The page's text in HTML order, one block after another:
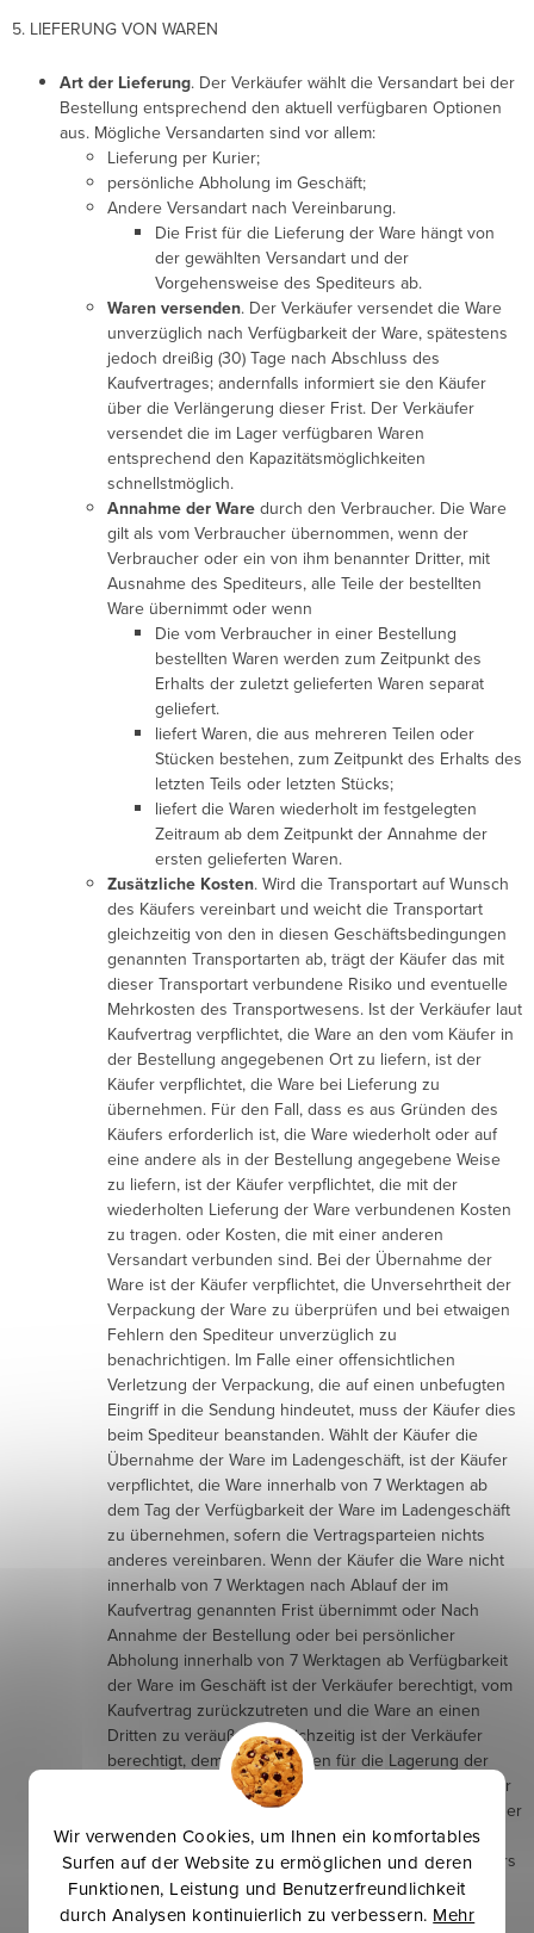
Wir verwenden Cookies, um Ihnen ein komfortables
Surfen auf der Website zu ermöglichen und deren
Funktionen, Leistung und Benutzerfreundlichkeit
durch Analysen kontinuierlich zu verbessern. Mehr
5. LIEFERUNG VON WAREN
Art der Lieferung. Der Verkäufer wählt die Versandart bei der
Bestellung entsprechend den aktuell verfügbaren Optionen
aus. Mögliche Versandarten sind vor allem:
Lieferung per Kurier;
persönliche Abholung im Geschäft;
Andere Versandart nach Vereinbarung.
Die Frist für die Lieferung der Ware hängt von
der gewählten Versandart und der
Vorgehensweise des Spediteurs ab.
Waren versenden. Der Verkäufer versendet die Ware
unverzüglich nach Verfügbarkeit der Ware, spätestens
jedoch dreißig (30) Tage nach Abschluss des
Kaufvertrages; andernfalls informiert sie den Käufer
über die Verlängerung dieser Frist. Der Verkäufer
versendet die im Lager verfügbaren Waren
entsprechend den Kapazitätsmöglichkeiten
schnellstmöglich.
Annahme der Ware durch den Verbraucher. Die Ware
gilt als vom Verbraucher übernommen, wenn der
Verbraucher oder ein von ihm benannter Dritter, mit
Ausnahme des Spediteurs, alle Teile der bestellten
Ware übernimmt oder wenn
Die vom Verbraucher in einer Bestellung
bestellten Waren werden zum Zeitpunkt des
Erhalts der zuletzt gelieferten Waren separat
geliefert.
liefert Waren, die aus mehreren Teilen oder
Stücken bestehen, zum Zeitpunkt des Erhalts des
letzten Teils oder letzten Stücks;
liefert die Waren wiederholt im festgelegten
Zeitraum ab dem Zeitpunkt der Annahme der
ersten gelieferten Waren.
Zusätzliche Kosten. Wird die Transportart auf Wunsch
des Käufers vereinbart und weicht die Transportart
gleichzeitig von den in diesen Geschäftsbedingungen
genannten Transportarten ab, trägt der Käufer das mit
dieser Transportart verbundene Risiko und eventuelle
Mehrkosten des Transportwesens. Ist der Verkäufer laut
Kaufvertrag verpflichtet, die Ware an den vom Käufer in
der Bestellung angegebenen Ort zu liefern, ist der
Käufer verpflichtet, die Ware bei Lieferung zu
übernehmen. Für den Fall, dass es aus Gründen des
Käufers erforderlich ist, die Ware wiederholt oder auf
eine andere als in der Bestellung angegebene Weise
zu liefern, ist der Käufer verpflichtet, die mit der
wiederholten Lieferung der Ware verbundenen Kosten
zu tragen. oder Kosten, die mit einer anderen
Versandart verbunden sind. Bei der Übernahme der
Ware ist der Käufer verpflichtet, die Unversehrtheit der
Verpackung der Ware zu überprüfen und bei etwaigen
Fehlern den Spediteur unverzüglich zu
benachrichtigen. Im Falle einer offensichtlichen
Verletzung der Verpackung, die auf einen unbefugten
Eingriff in die Sendung hindeutet, muss der Käufer dies
beim Spediteur beanstanden. Wählt der Käufer die
Übernahme der Ware im Ladengeschäft, ist der Käufer
verpflichtet, die Ware innerhalb von 7 Werktagen ab
dem Tag der Verfügbarkeit der Ware im Ladengeschäft
zu übernehmen, sofern die Vertragsparteien nichts
anderes vereinbaren. Wenn der Käufer die Ware nicht
innerhalb von 7 Werktagen nach Ablauf der im
Kaufvertrag genannten Frist übernimmt oder Nach
Annahme der Bestellung oder bei persönlicher
Abholung innerhalb von 7 Werktagen ab Verfügbarkeit
der Ware im Geschäft ist der Verkäufer berechtigt, vom
Kaufvertrag zurückzutreten und die Ware an einen
Dritten zu veräußern. Gleichzeitig ist der Verkäufer
berechtigt, dem Käufer Kosten für die Lagerung der
Ware in Höhe von 25 EUR (3,50 EUR für jeden Tag der
Lagerung) in Rechnung zu stellen. Der Käufer ist mit der
einseitigen Verrechnung des gezahlten Kaufpreises
durch den Verkäufer mit dem Anspruch des Verkäufers
auf die Kosten der Lagerung der Ware einverstanden.
Beschädigung der Ware durch den Spediteur.